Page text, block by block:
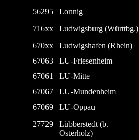
56295
Lonnig
716xx
Ludwigsburg (Württbg.)
670xx
Ludwigshafen (Rhein)
67063
LU-Friesenheim
67061
LU-Mitte
67067
LU-Mundenheim
67069
LU-Oppau
27729
Lübberstedt (b.
Osterholz)